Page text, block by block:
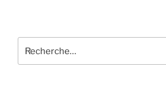
pour